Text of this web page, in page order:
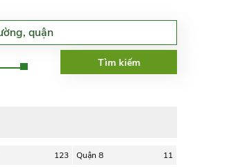
123 Quận 8 11